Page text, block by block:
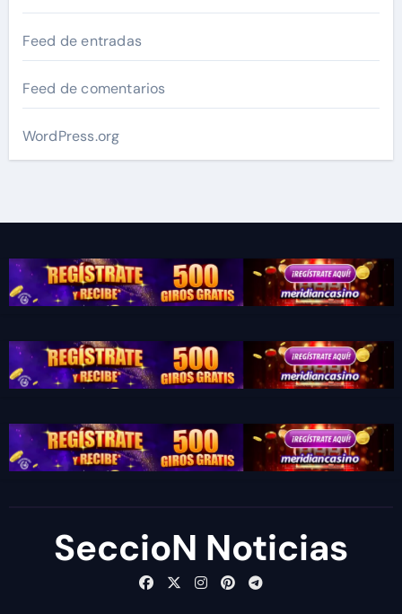
Feed de entradas
Feed de comentarios
WordPress.org
SeccioN Noticias